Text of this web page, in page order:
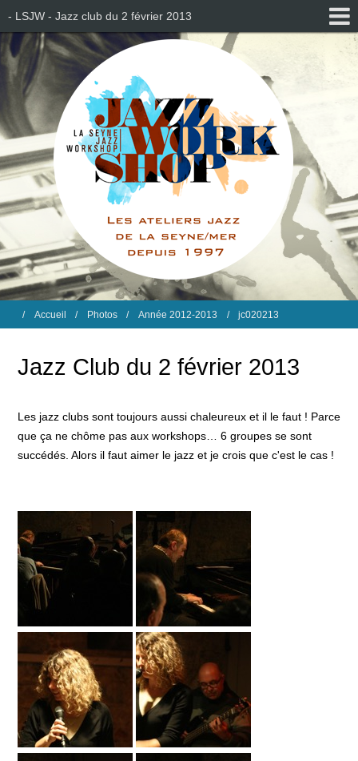
- LSJW - Jazz club du 2 février 2013
Accueil Photos Année 2012-2013 jc020213
Jazz Club du 2 février 2013
Les jazz clubs sont toujours aussi chaleureux et il le faut ! Parce
que ça ne chôme pas aux workshops… 6 groupes se sont
succédés. Alors il faut aimer le jazz et je crois que c'est le cas !